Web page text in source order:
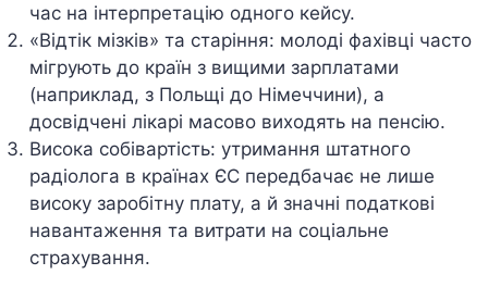
час на інтерпретацію одного кейсу.
«Відтік мізків» та старіння: молоді фахівці часто
мігрують до країн з вищими зарплатами
(наприклад, з Польщі до Німеччини), а
досвідчені лікарі масово виходять на пенсію.
Висока собівартість: утримання штатного
радіолога в країнах ЄС передбачає не лише
високу заробітну плату, а й значні податкові
навантаження та витрати на соціальне
страхування.